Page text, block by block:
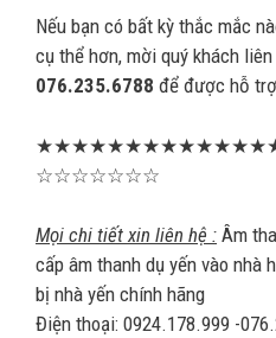
Nếu bạn có bất kỳ thắc mắc
cụ thể hơn, mời quý khách
076.235.6788 để được hỗ
☆☆☆☆☆☆☆
Mọi chi tiết xin liên hệ : Âm
cấp âm thanh dụ yến vào nhà
bị nhà yến chính hãng
Điện thoại: 0924.178.999 -